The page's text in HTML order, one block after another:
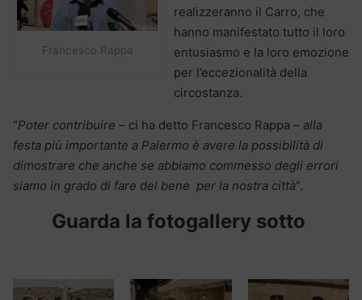
Francesco Rappa
realizzeranno il Carro, che
hanno manifestato tutto il loro
entusiasmo e la loro emozione
per l’eccezionalità della
circostanza.
“Poter contribuire – ci ha detto Francesco Rappa – alla
festa più importante a Palermo è avere la possibilità di
dimostrare che anche se abbiamo commesso degli errori
siamo in grado di fare del bene per la nostra città“.
Guarda la fotogallery sotto